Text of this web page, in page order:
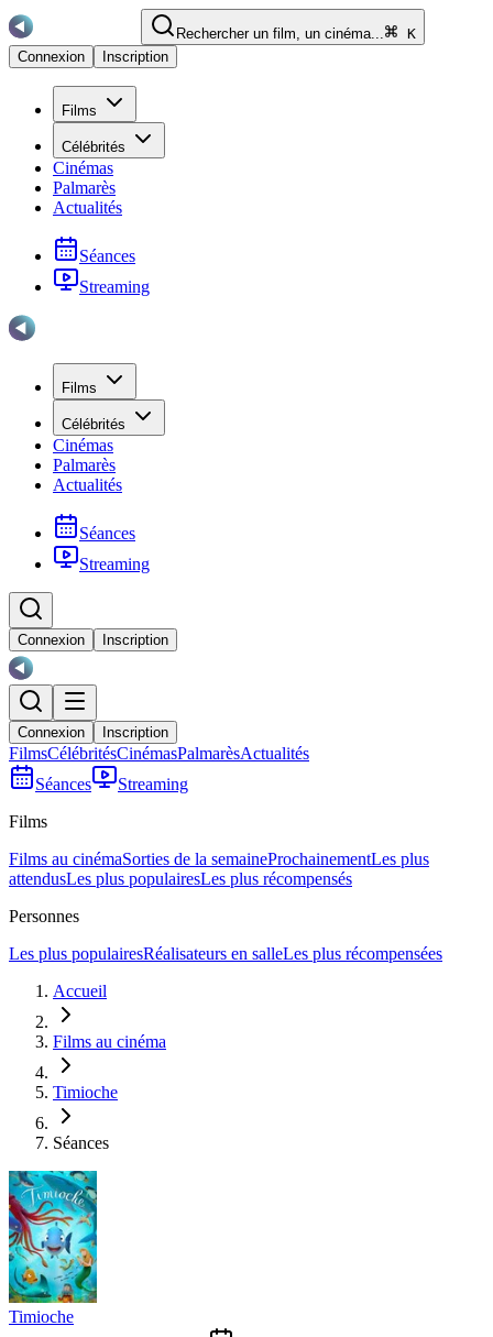
Rechercher un film, un cinéma...
K
Connexion
Inscription
Films
Célébrités
Cinémas
Palmarès
Actualités
Séances
Streaming
Films
Célébrités
Cinémas
Palmarès
Actualités
Séances
Streaming
Connexion Inscription
Connexion Inscription
FilmsCélébritésCinémasPalmarèsActualités
Séances
Streaming
Films
Films au cinémaSorties de la semaineProchainementLes plus
attendusLes plus populairesLes plus récompensés
Personnes
Les plus populairesRéalisateurs en salleLes plus récompensées
Accueil
Films au cinéma
Timioche
Séances
Timioche